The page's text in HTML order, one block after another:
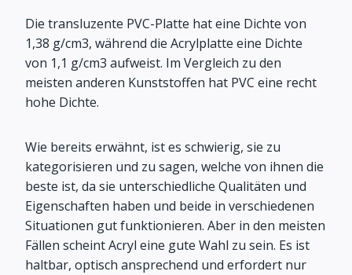
Die transluzente PVC-Platte hat eine Dichte von
1,38 g/cm3, während die Acrylplatte eine Dichte
von 1,1 g/cm3 aufweist. Im Vergleich zu den
meisten anderen Kunststoffen hat PVC eine recht
hohe Dichte.
Wie bereits erwähnt, ist es schwierig, sie zu
kategorisieren und zu sagen, welche von ihnen die
beste ist, da sie unterschiedliche Qualitäten und
Eigenschaften haben und beide in verschiedenen
Situationen gut funktionieren. Aber in den meisten
Fällen scheint Acryl eine gute Wahl zu sein. Es ist
haltbar, optisch ansprechend und erfordert nur